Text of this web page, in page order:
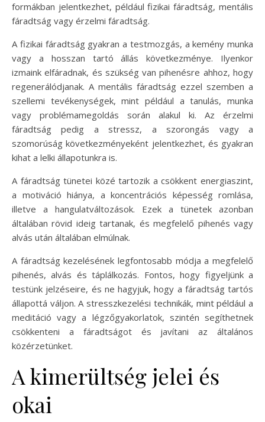
formákban jelentkezhet, például fizikai fáradtság, mentális
fáradtság vagy érzelmi fáradtság.
A fizikai fáradtság gyakran a testmozgás, a kemény munka
vagy a hosszan tartó állás következménye. Ilyenkor
izmaink elfáradnak, és szükség van pihenésre ahhoz, hogy
regenerálódjanak. A mentális fáradtság ezzel szemben a
szellemi tevékenységek, mint például a tanulás, munka
vagy problémamegoldás során alakul ki. Az érzelmi
fáradtság pedig a stressz, a szorongás vagy a
szomorúság következményeként jelentkezhet, és gyakran
kihat a lelki állapotunkra is.
A fáradtság tünetei közé tartozik a csökkent energiaszint,
a motiváció hiánya, a koncentrációs képesség romlása,
illetve a hangulatváltozások. Ezek a tünetek azonban
általában rövid ideig tartanak, és megfelelő pihenés vagy
alvás után általában elmúlnak.
A fáradtság kezelésének legfontosabb módja a megfelelő
pihenés, alvás és táplálkozás. Fontos, hogy figyeljünk a
testünk jelzéseire, és ne hagyjuk, hogy a fáradtság tartós
állapottá váljon. A stresszkezelési technikák, mint például a
meditáció vagy a légzőgyakorlatok, szintén segíthetnek
csökkenteni a fáradtságot és javítani az általános
közérzetünket.
A kimerültség jelei és
okai